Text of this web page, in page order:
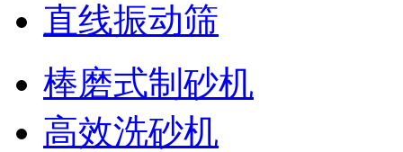
直线振动筛
棒磨式制砂机
高效洗砂机